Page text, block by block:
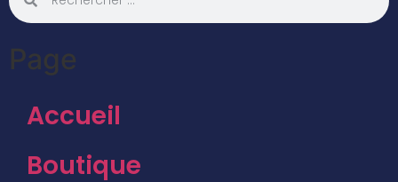
Page
Accueil
Boutique